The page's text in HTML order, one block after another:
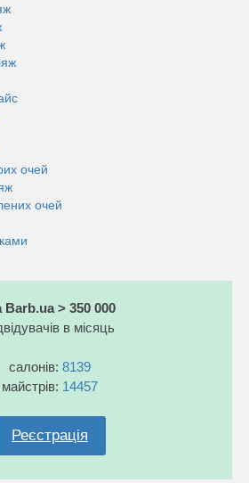
очей
очей
Barb.ua > 350 000
в місяць
салонів: 8139
майстрів: 14457
Реєстрація